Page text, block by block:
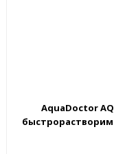
AquaDoctor